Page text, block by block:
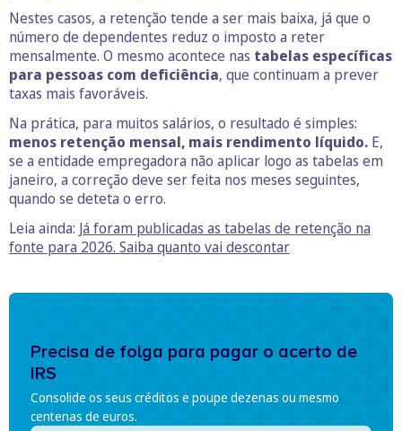
Nestes casos, a retenção tende a ser mais baixa, já que o
número de dependentes reduz o imposto a reter
mensalmente. O mesmo acontece nas tabelas específicas
para pessoas com deficiência, que continuam a prever
taxas mais favoráveis.
Na prática, para muitos salários, o resultado é simples:
menos retenção mensal, mais rendimento líquido. E,
se a entidade empregadora não aplicar logo as tabelas em
janeiro, a correção deve ser feita nos meses seguintes,
quando se deteta o erro.
Leia ainda: Já foram publicadas as tabelas de retenção na
fonte para 2026. Saiba quanto vai descontar
Precisa de folga para pagar o acerto de
IRS
Consolide os seus créditos e poupe dezenas ou mesmo
centenas de euros.